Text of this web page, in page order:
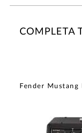
COMPLETA
Fender Mustang